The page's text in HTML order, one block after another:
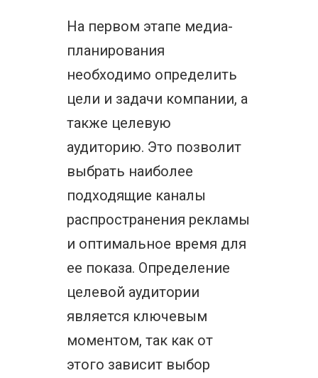
На первом этапе медиа-
планирования
необходимо определить
цели и задачи компании, а
также целевую
аудиторию. Это позволит
выбрать наиболее
подходящие каналы
распространения рекламы
и оптимальное время для
ее показа. Определение
целевой аудитории
является ключевым
моментом, так как от
этого зависит выбор